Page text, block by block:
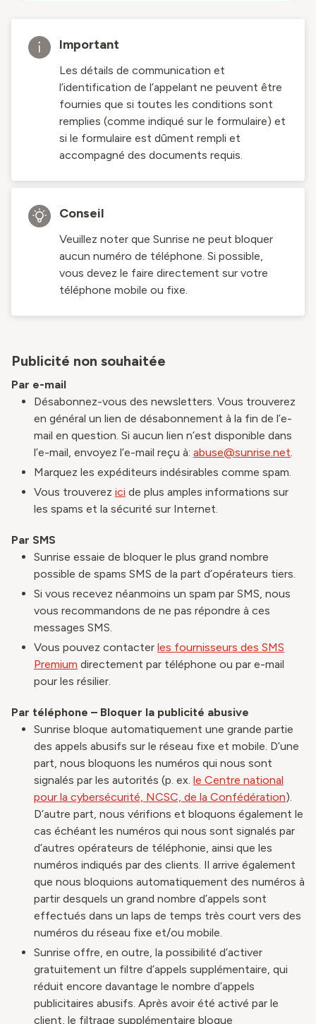
Important
Les détails de communication et
l’identification de l’appelant ne peuvent être
fournies que si toutes les conditions sont
remplies (comme indiqué sur le formulaire) et
si le formulaire est dûment rempli et
accompagné des documents requis.
Conseil
Veuillez noter que Sunrise ne peut bloquer
aucun numéro de téléphone. Si possible,
vous devez le faire directement sur votre
téléphone mobile ou fixe.
Publicité non souhaitée
Par e-mail
Désabonnez-vous des newsletters. Vous trouverez
en général un lien de désabonnement à la fin de l’e-
mail en question. Si aucun lien n’est disponible dans
l’e-mail, envoyez l’e-mail reçu à: abuse@sunrise.net.
Marquez les expéditeurs indésirables comme spam.
Vous trouverez ici de plus amples informations sur
les spams et la sécurité sur Internet.
Par SMS
Sunrise essaie de bloquer le plus grand nombre
possible de spams SMS de la part d’opérateurs tiers.
Si vous recevez néanmoins un spam par SMS, nous
vous recommandons de ne pas répondre à ces
messages SMS.
Vous pouvez contacter les fournisseurs des SMS
Premium directement par téléphone ou par e-mail
pour les résilier.
Par téléphone – Bloquer la publicité abusive
Sunrise bloque automatiquement une grande partie
des appels abusifs sur le réseau fixe et mobile. D’une
part, nous bloquons les numéros qui nous sont
signalés par les autorités (p. ex. le Centre national
pour la cybersécurité, NCSC, de la Confédération).
D’autre part, nous vérifions et bloquons également le
cas échéant les numéros qui nous sont signalés par
d’autres opérateurs de téléphonie, ainsi que les
numéros indiqués par des clients. Il arrive également
que nous bloquions automatiquement des numéros à
partir desquels un grand nombre d’appels sont
effectués dans un laps de temps très court vers des
numéros du réseau fixe et/ou mobile.
Sunrise offre, en outre, la possibilité d’activer
gratuitement un filtre d’appels supplémentaire, qui
réduit encore davantage le nombre d’appels
publicitaires abusifs. Après avoir été activé par le
client, le filtrage supplémentaire bloque